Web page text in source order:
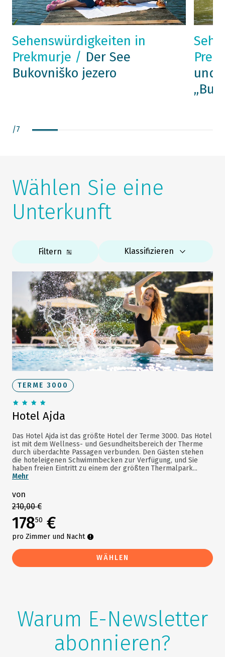
Sehenswürdigkeiten in
Prekmurje / Der See
Bukovniško jezero
und
/7
Wählen Sie eine
Unterkunft
Filtern Klassifizieren
TERME 3000
Hotel Ajda
Das Hotel Ajda ist das größte Hotel der Terme 3000. Das Hotel
ist mit dem Wellness- und Gesundheitsbereich der Therme
durch überdachte Passagen verbunden. Den Gästen stehen
die hoteleigenen Schwimmbecken zur Verfügung, und Sie
haben freien Eintritt zu einem der größten Thermalpark...
Mehr
von
210,00 €
17850 €
pro Zimmer und Nacht
WÄHLEN
Warum E-Newsletter
abonnieren?